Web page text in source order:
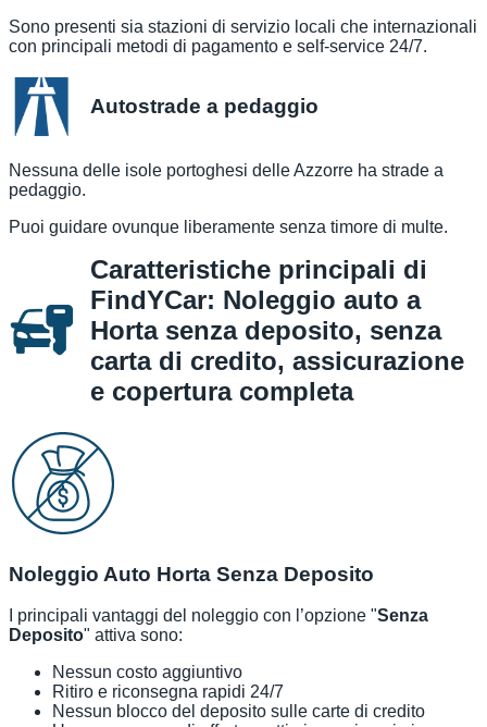
Sono presenti sia stazioni di servizio locali che internazionali
con principali metodi di pagamento e self-service 24/7.
Autostrade a pedaggio
Nessuna delle isole portoghesi delle Azzorre ha strade a
pedaggio.
Puoi guidare ovunque liberamente senza timore di multe.
Caratteristiche principali di
FindYCar: Noleggio auto a
Horta senza deposito, senza
carta di credito, assicurazione
e copertura completa
Noleggio Auto Horta Senza Deposito
I principali vantaggi del noleggio con l’opzione "Senza
Deposito" attiva sono:
Nessun costo aggiuntivo
Ritiro e riconsegna rapidi 24/7
Nessun blocco del deposito sulle carte di credito